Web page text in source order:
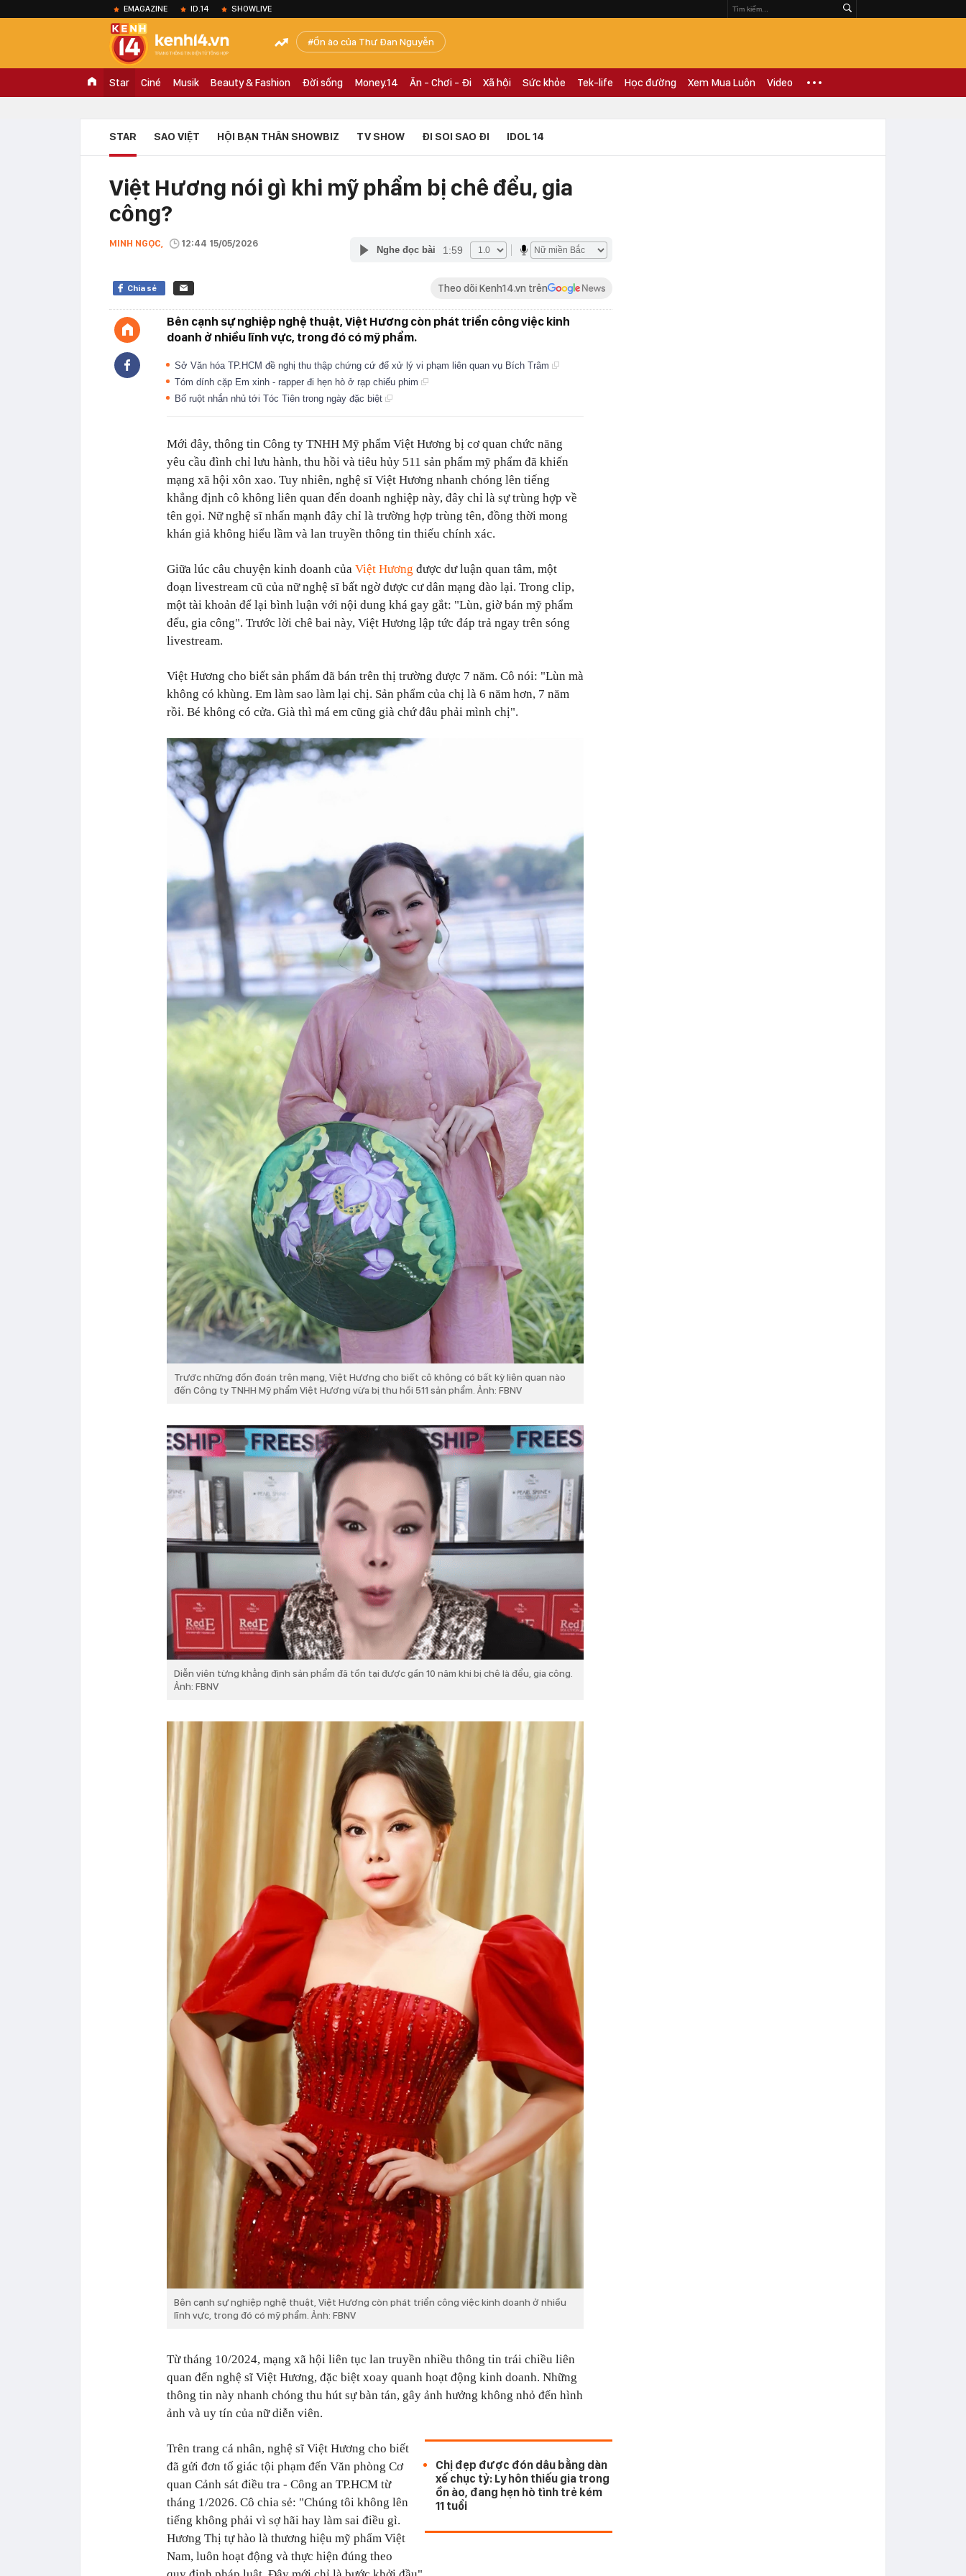
EMAGAZINE ID.14 SHOWLIVE
Ồn ào của Thư Đan Nguyễn
Star Ciné Musik Beauty & Fashion Đời sống Money.14 Ăn - Chơi - Đi Xã hội Sức khỏe Tek-life Học đường Xem Mua Luôn Video
STAR SAO VIỆT HỘI BẠN THÂN SHOWBIZ TV SHOW ĐI SOI SAO ĐI IDOL 14
Việt Hương nói gì khi mỹ phẩm bị chê đểu, gia
công?
MINH NGỌC, 12:44 15/05/2026
Nghe đọc bài 1:59
Chia sẻ Theo dõi Kenh14.vn trên
Bên cạnh sự nghiệp nghệ thuật, Việt Hương còn phát triển công việc kinh
doanh ở nhiều lĩnh vực, trong đó có mỹ phẩm.
Sở Văn hóa TP.HCM đề nghị thu thập chứng cứ để xử lý vi phạm liên quan vụ Bích Trâm
Tóm dính cặp Em xinh - rapper đi hẹn hò ở rạp chiếu phim
Bố ruột nhắn nhủ tới Tóc Tiên trong ngày đặc biệt
Mới đây, thông tin Công ty TNHH Mỹ phẩm Việt Hương bị cơ quan chức năng
yêu cầu đình chỉ lưu hành, thu hồi và tiêu hủy 511 sản phẩm mỹ phẩm đã khiến
mạng xã hội xôn xao. Tuy nhiên, nghệ sĩ Việt Hương nhanh chóng lên tiếng
khẳng định cô không liên quan đến doanh nghiệp này, đây chỉ là sự trùng hợp về
tên gọi. Nữ nghệ sĩ nhấn mạnh đây chỉ là trường hợp trùng tên, đồng thời mong
khán giả không hiểu lầm và lan truyền thông tin thiếu chính xác.
Giữa lúc câu chuyện kinh doanh của Việt Hương được dư luận quan tâm, một
đoạn livestream cũ của nữ nghệ sĩ bất ngờ được cư dân mạng đào lại. Trong clip,
một tài khoản để lại bình luận với nội dung khá gay gắt: "Lùn, giờ bán mỹ phẩm
đểu, gia công". Trước lời chê bai này, Việt Hương lập tức đáp trả ngay trên sóng
livestream.
Việt Hương cho biết sản phẩm đã bán trên thị trường được 7 năm. Cô nói: "Lùn mà
không có khùng. Em làm sao làm lại chị. Sản phẩm của chị là 6 năm hơn, 7 năm
rồi. Bé không có cửa. Già thì má em cũng già chứ đâu phải mình chị".
Trước những đồn đoán trên mạng, Việt Hương cho biết cô không có bất kỳ liên quan nào
đến Công ty TNHH Mỹ phẩm Việt Hương vừa bị thu hồi 511 sản phẩm. Ảnh: FBNV
Diễn viên từng khẳng định sản phẩm đã tồn tại được gần 10 năm khi bị chê là đểu, gia công.
Ảnh: FBNV
Bên cạnh sự nghiệp nghệ thuật, Việt Hương còn phát triển công việc kinh doanh ở nhiều
lĩnh vực, trong đó có mỹ phẩm. Ảnh: FBNV
Từ tháng 10/2024, mạng xã hội liên tục lan truyền nhiều thông tin trái chiều liên
quan đến nghệ sĩ Việt Hương, đặc biệt xoay quanh hoạt động kinh doanh. Những
thông tin này nhanh chóng thu hút sự bàn tán, gây ảnh hưởng không nhỏ đến hình
ảnh và uy tín của nữ diễn viên.
Chị đẹp được đón dâu bằng dàn
xế chục tỷ: Ly hôn thiếu gia trong
ồn ào, đang hẹn hò tình trẻ kém
11 tuổi
Trên trang cá nhân, nghệ sĩ Việt Hương cho biết
đã gửi đơn tố giác tội phạm đến Văn phòng Cơ
quan Cảnh sát điều tra - Công an TP.HCM từ
tháng 1/2026. Cô chia sẻ: "Chúng tôi không lên
tiếng không phải vì sợ hãi hay làm sai điều gì.
Hương Thị tự hào là thương hiệu mỹ phẩm Việt
Nam, luôn hoạt động và thực hiện đúng theo